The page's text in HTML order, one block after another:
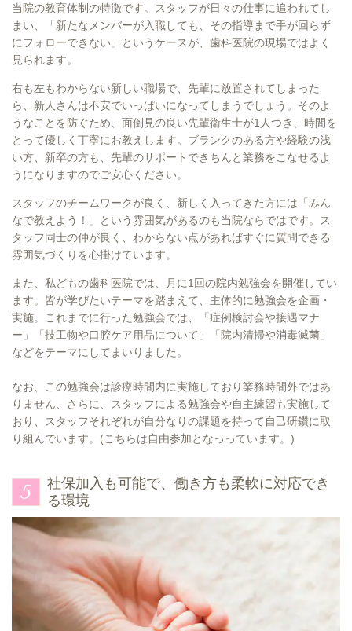
当院の教育体制の特徴です。スタッフが日々の仕事に追われてし
まい、「新たなメンバーが入職しても、その指導まで手が回らず
にフォローできない」というケースが、歯科医院の現場ではよく
見られます。
右も左もわからない新しい職場で、先輩に放置されてしまった
ら、新人さんは不安でいっぱいになってしまうでしょう。そのよ
うなことを防ぐため、面倒見の良い先輩衛生士が1人つき、時間を
とって優しく丁寧にお教えします。ブランクのある方や経験の浅
い方、新卒の方も、先輩のサポートできちんと業務をこなせるよ
うになりますのでご安心ください。
スタッフのチームワークが良く、新しく入ってきた方には「みん
なで教えよう！」という雰囲気があるのも当院ならではです。ス
タッフ同士の仲が良く、わからない点があればすぐに質問できる
雰囲気づくりを心掛けています。
また、私どもの歯科医院では、月に1回の院内勉強会を開催してい
ます。皆が学びたいテーマを踏まえて、主体的に勉強会を企画・
実施。これまでに行った勉強会では、「症例検討会や接遇マナ
ー」「技工物や口腔ケア用品について」「院内清掃や消毒滅菌」
などをテーマにしてまいりました。
なお、この勉強会は診療時間内に実施しており業務時間外ではあ
りません、さらに、スタッフによる勉強会や自主練習も実施して
おり、スタッフそれぞれが自分なりの課題を持って自己研鑽に取
り組んでいます。(こちらは自由参加となっっています。)
社保加入も可能で、働き方も柔軟に対応でき
る環境